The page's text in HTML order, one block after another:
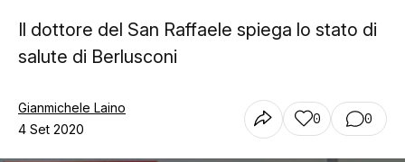
Il dottore del San Raffaele spiega lo stato di
salute di Berlusconi
Gianmichele Laino
4 Set 2020
0 0